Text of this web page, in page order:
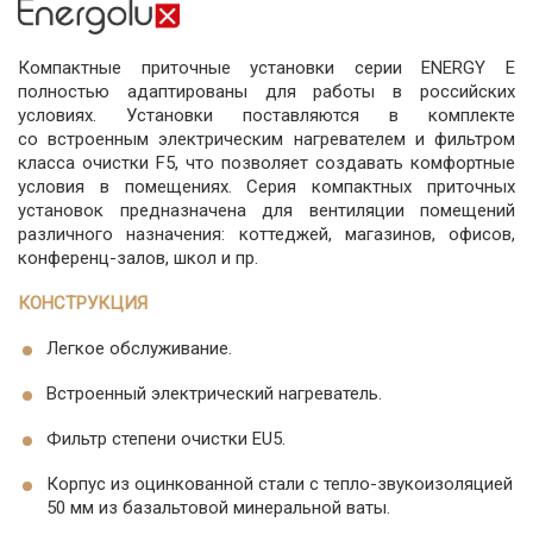
Компактные приточные установки серии ENERGY E
полностью адаптированы для работы в российских
условиях. Установки поставляются в комплекте
со встроенным электрическим нагревателем и фильтром
класса очистки F5, что позволяет создавать комфортные
условия в помещениях. Серия компактных приточных
установок предназначена для вентиляции помещений
различного назначения: коттеджей, магазинов, офисов,
конференц-залов, школ и пр.
КОНСТРУКЦИЯ
Легкое обслуживание.
Встроенный электрический нагреватель.
Фильтр степени очистки EU5.
Корпус из оцинкованной стали с тепло-звукоизоляцией
50 мм из базальтовой минеральной ваты.